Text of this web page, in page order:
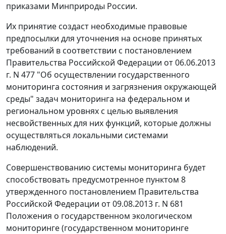
приказами Минприроды России.
Их принятие создаст необходимые правовые
предпосылки для уточнения на основе принятых
требований в соответствии с постановлением
Правительства Российской Федерации от 06.06.2013
г. N 477 "Об осуществлении государственного
мониторинга состояния и загрязнения окружающей
среды" задач мониторинга на федеральном и
региональном уровнях с целью выявления
несвойственных для них функций, которые должны
осуществляться локальными системами
наблюдений.
Совершенствованию системы мониторинга будет
способствовать предусмотренное пунктом 8
утвержденного постановлением Правительства
Российской Федерации от 09.08.2013 г. N 681
Положения о государственном экологическом
мониторинге (государственном мониторинге